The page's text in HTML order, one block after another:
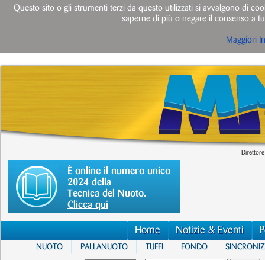
È online il numero unico
2024 della
Tecnica del Nuoto.
Clicca qui
Home Notizie & Eventi
NUOTO PALLANUOTO TUFFI FONDO
Questo sito o gli strumenti terzi da questo utilizzati si avvalgono di
saperne di più o negare il consenso a
Maggiori